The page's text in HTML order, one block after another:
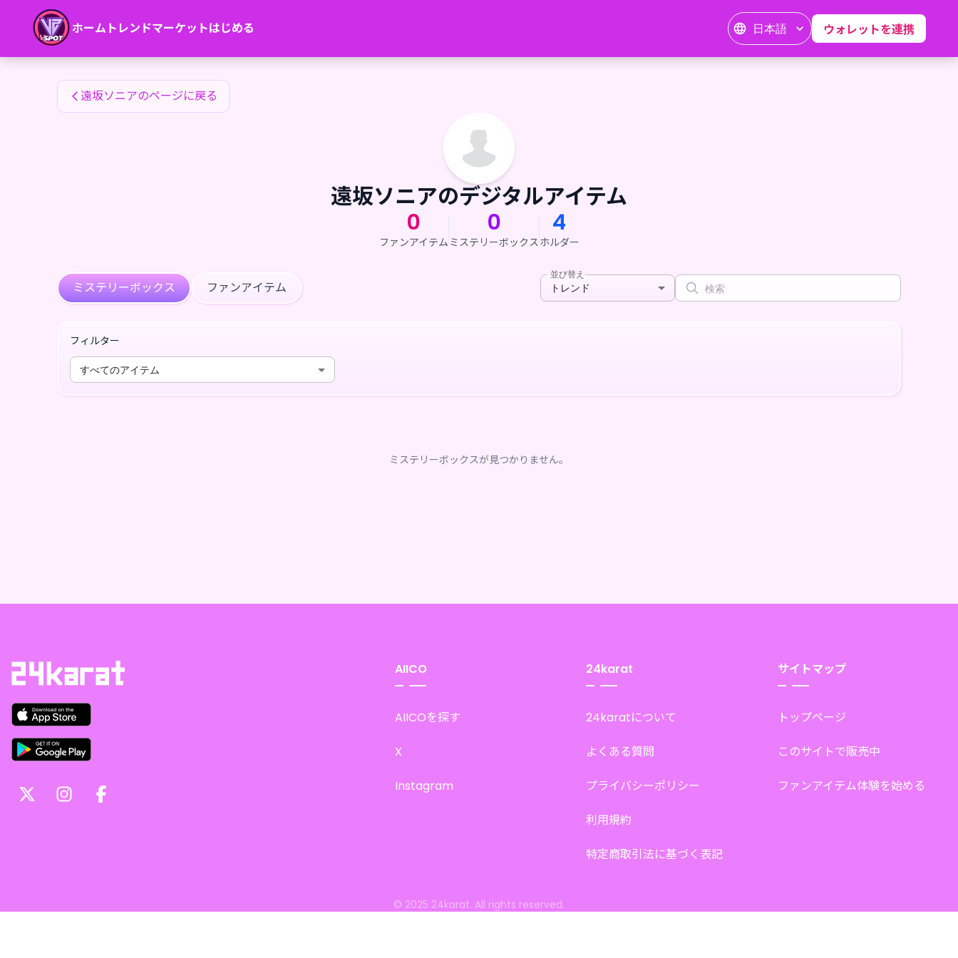
ホーム トレンドマーケットはじめる 日本語 ウォレットを連携
遠坂ソニアのファンアイテム
遠坂ソニアのページに戻る
遠坂ソニアのデジタルアイテム
0
ファンアイテム
0
ミステリーボックス
4
ホルダー
ミステリーボックス ファンアイテム
並び替え
トレンド
フィルター
すべてのアイテム
ミステリーボックスが見つかりません。
AIICO
AIICOを探す
X
Instagram
24karat
24karatについて
よくある質問
プライバシーポリシー
利用規約
特定商取引法に基づく表記
サイトマップ
トップページ
このサイトで販売中
ファンアイテム体験を始める
© 2025 24karat. All rights reserved.
遠坂ソニアのファンアイテム — 24karat